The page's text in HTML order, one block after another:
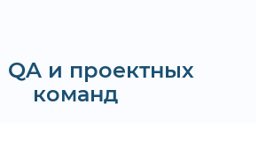
и проектных
команд
дорожную карту